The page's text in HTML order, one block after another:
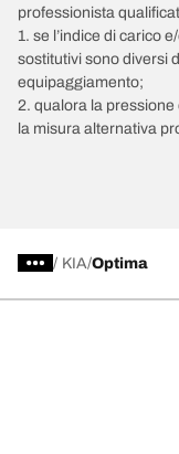
professionista
1. se l’indice di carico
sostitutivi sono diversi
equipaggiamento;
2. qualora la
la misura alternativa
/ KIA Optima